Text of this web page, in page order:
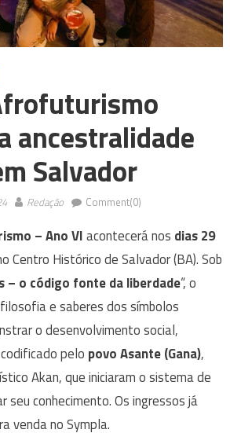
ancestralidade
Salvador
Redação Comment(0)
– Ano VIacontecerá nos dias 29
Centro Histórico de Salvador (BA). Sob
– o código fonte da liberdade“, o
e saberes dos símbolos
o desenvolvimento social,
pelo povo Asante (Gana),
Akan, que iniciaram o sistema de
seu conhecimento. Os ingressos já
venda no Sympla.